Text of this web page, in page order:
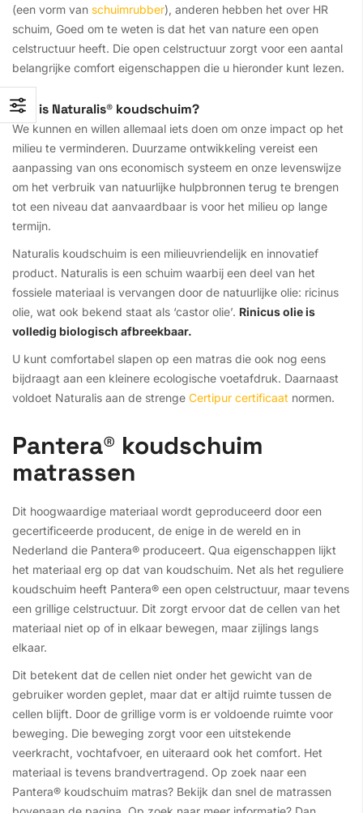
(een vorm van schuimrubber), anderen hebben het over HR
schuim, Goed om te weten is dat het van nature een open
celstructuur heeft. Die open celstructuur zorgt voor een aantal
belangrijke comfort eigenschappen die u hieronder kunt lezen.
Wat is Naturalis® koudschuim?
We kunnen en willen allemaal iets doen om onze impact op het
milieu te verminderen. Duurzame ontwikkeling vereist een
aanpassing van ons economisch systeem en onze levenswijze
om het verbruik van natuurlijke hulpbronnen terug te brengen
tot een niveau dat aanvaardbaar is voor het milieu op lange
termijn.
Naturalis koudschuim is een milieuvriendelijk en innovatief
product. Naturalis is een schuim waarbij een deel van het
fossiele materiaal is vervangen door de natuurlijke olie: ricinus
olie, wat ook bekend staat als ‘castor olie’. Rinicus olie is
volledig biologisch afbreekbaar.
U kunt comfortabel slapen op een matras die ook nog eens
bijdraagt aan een kleinere ecologische voetafdruk. Daarnaast
voldoet Naturalis aan de strenge Certipur certificaat normen.
Pantera® koudschuim
matrassen
Dit hoogwaardige materiaal wordt geproduceerd door een
gecertificeerde producent, de enige in de wereld en in
Nederland die Pantera® produceert. Qua eigenschappen lijkt
het materiaal erg op dat van koudschuim. Net als het reguliere
koudschuim heeft Pantera® een open celstructuur, maar tevens
een grillige celstructuur. Dit zorgt ervoor dat de cellen van het
materiaal niet op of in elkaar bewegen, maar zijlings langs
elkaar.
Dit betekent dat de cellen niet onder het gewicht van de
gebruiker worden geplet, maar dat er altijd ruimte tussen de
cellen blijft. Door de grillige vorm is er voldoende ruimte voor
beweging. Die beweging zorgt voor een uitstekende
veerkracht, vochtafvoer, en uiteraard ook het comfort. Het
materiaal is tevens brandvertragend. Op zoek naar een
Pantera® koudschuim matras? Bekijk dan snel de matrassen